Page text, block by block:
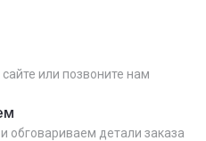
или позвоните нам
обговариваем детали заказа